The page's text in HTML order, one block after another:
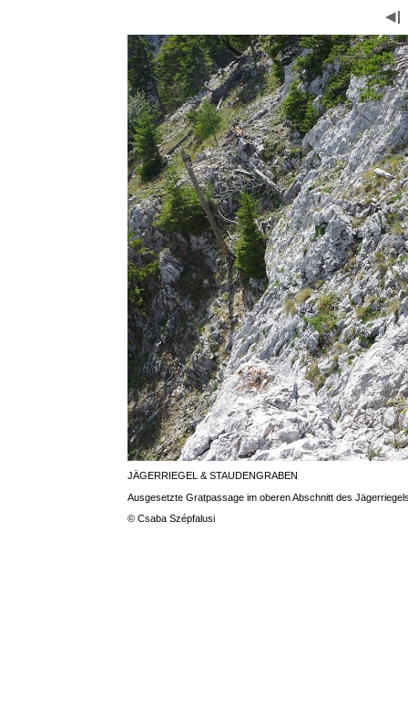
JÄGERRIEGEL & STAUDENGRABEN
Ausgesetzte Gratpassage im oberen Abschnitt des
© Csaba Szépfalusi